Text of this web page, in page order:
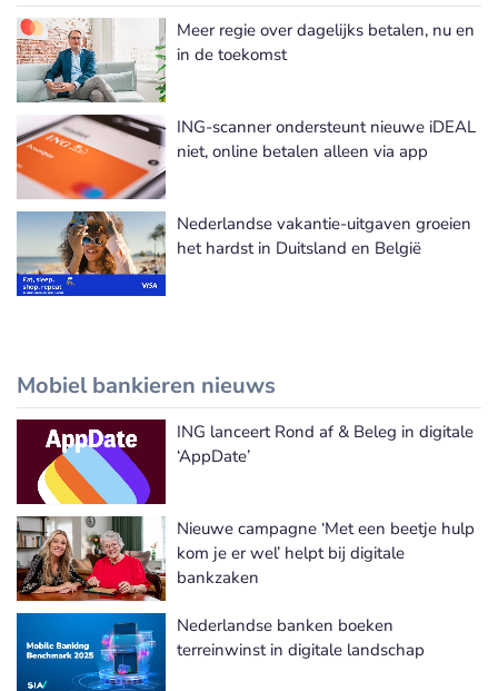
Meer regie over dagelijks betalen, nu en
in de toekomst
ING-scanner ondersteunt nieuwe iDEAL
niet, online betalen alleen via app
Nederlandse vakantie-uitgaven groeien
het hardst in Duitsland en België
Mobiel bankieren nieuws
ING lanceert Rond af & Beleg in digitale
‘AppDate’
Nieuwe campagne ‘Met een beetje hulp
kom je er wel’ helpt bij digitale
bankzaken
Nederlandse banken boeken
terreinwinst in digitale landschap